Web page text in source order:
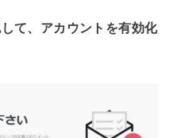
て、アカウントを有効化